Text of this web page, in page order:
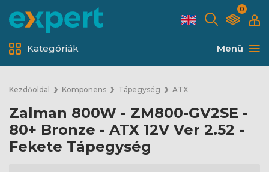
0
Menü
Kategóriák
Kezdőoldal Komponens Tápegység ATX
Zalman 800W - ZM800-GV2SE -
80+ Bronze - ATX 12V Ver 2.52 -
Fekete Tápegység